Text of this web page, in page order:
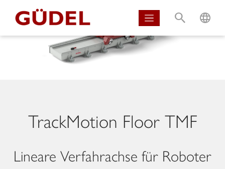
TrackMotion Floor TMF
Lineare Verfahrachse für Roboter